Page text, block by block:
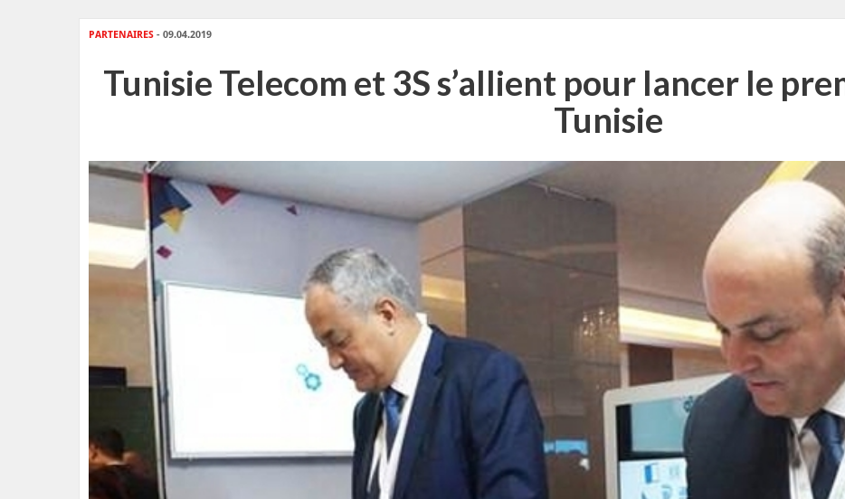
PARTENAIRES - 09.04.2019
Tunisie Telecom et 3S s’allient pour lancer le
Tunisie